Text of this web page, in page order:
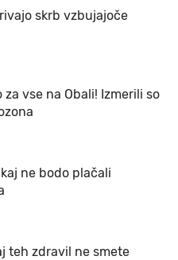
skrb vzbujajoče
vse na Obali! Izmerili so
ne bodo plačali
teh zdravil ne smete